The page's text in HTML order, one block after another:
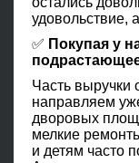
удовольствие,
✅ Покупая у
Часть выручки
направляем
дворовых
мелкие
и детям часто